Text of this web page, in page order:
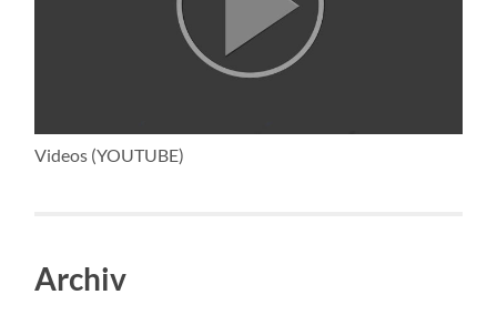
Videos (YOUTUBE)
Archiv